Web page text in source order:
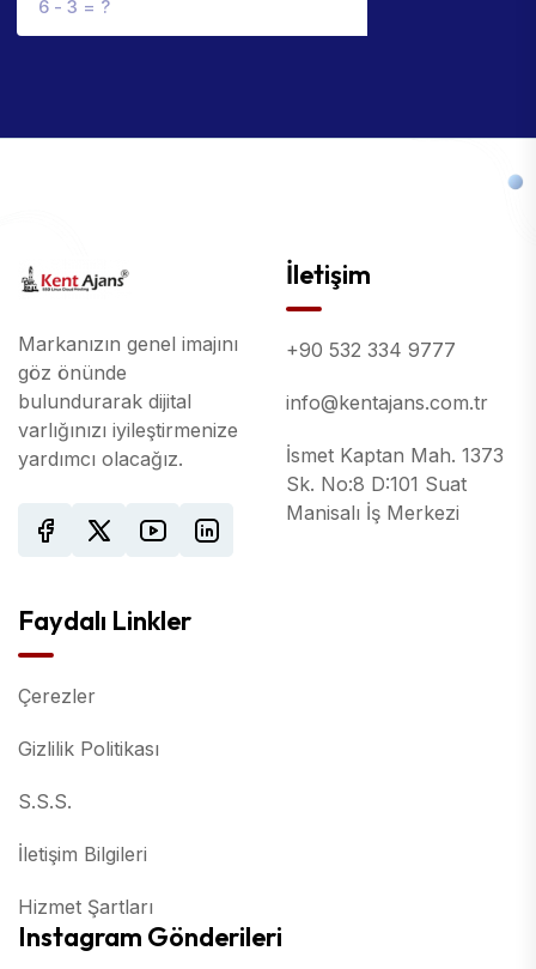
Markanızın genel imajını
göz önünde
bulundurarak dijital
varlığınızı iyileştirmenize
yardımcı olacağız.
İletişim
+90 532 334 9777
info@kentajans.com.tr
İsmet Kaptan Mah. 1373
Sk. No:8 D:101 Suat
Manisalı İş Merkezi
Faydalı Linkler
Çerezler
Gizlilik Politikası
S.S.S.
İletişim Bilgileri
Hizmet Şartları
Instagram Gönderileri